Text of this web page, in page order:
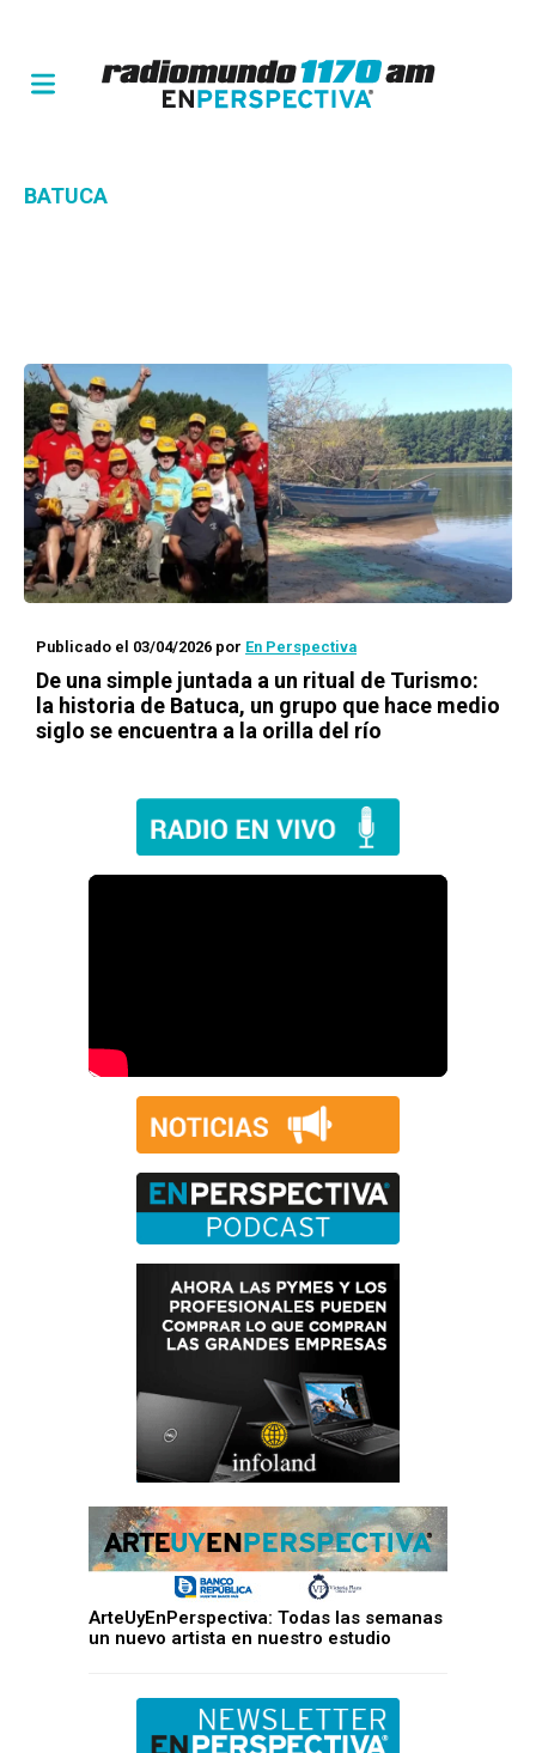
BATUCA
Publicado el 03/04/2026 por En Perspectiva
De una simple juntada a un ritual de Turismo:
la historia de Batuca, un grupo que hace medio
siglo se encuentra a la orilla del río
ArteUyEnPerspectiva: Todas las semanas
un nuevo artista en nuestro estudio